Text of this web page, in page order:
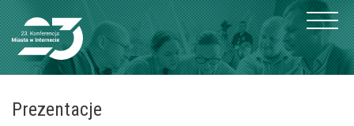
Prezentacje